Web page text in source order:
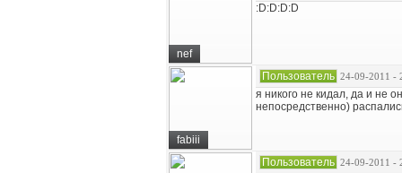
nef
:D:D:D:D
fabiii
Пользователь 24-09-2011 -
я никого не кидал, да и не
непосредственно)
Пользователь 24-09-2011 -